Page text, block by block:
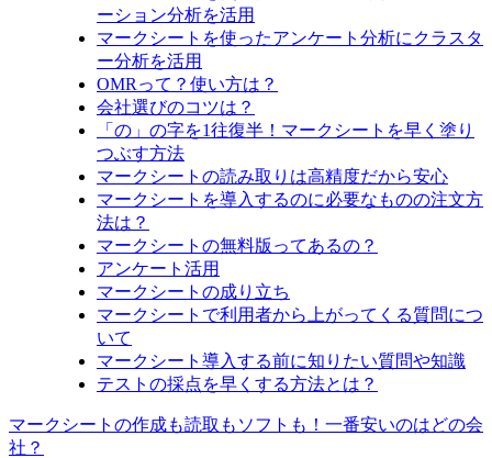
ーション分析を活用
マークシートを使ったアンケート分析にクラスタ
ー分析を活用
OMRって？使い方は？
会社選びのコツは？
「の」の字を1往復半！マークシートを早く塗り
つぶす方法
マークシートの読み取りは高精度だから安心
マークシートを導入するのに必要なものの注文方
法は？
マークシートの無料版ってあるの？
アンケート活用
マークシートの成り立ち
マークシートで利用者から上がってくる質問につ
いて
マークシート導入する前に知りたい質問や知識
テストの採点を早くする方法とは？
マークシートの作成も読取もソフトも！一番安いのはどの会
社？